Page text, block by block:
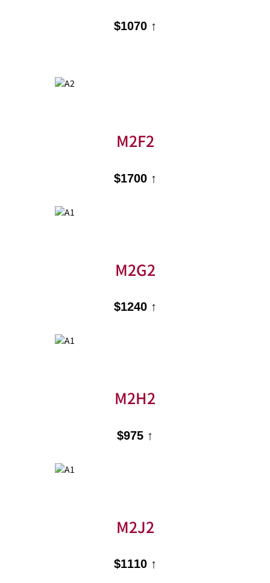
$1070 ↑
M2F2
$1700 ↑
M2G2
$1240 ↑
M2H2
$975 ↑
M2J2
$1110 ↑